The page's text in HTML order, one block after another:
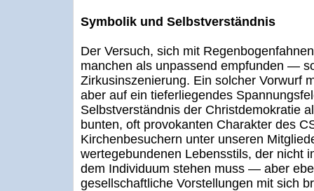
Symbolik und Selbstverständnis
Der Versuch, sich mit
manchen als unpassend empfunden —
Zirkusinszenierung. Ein solcher Vorwurf
aber auf ein tieferliegendes
Selbstverständnis der Christdemokratie
bunten, oft provokanten Charakter des
Kirchenbesuchern unter unseren
wertegebundenen Lebensstils, der nicht
dem Individuum stehen muss — aber
gesellschaftliche Vorstellungen mit sich